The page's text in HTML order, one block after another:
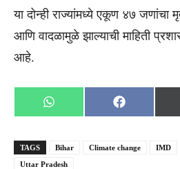
या दोन्ही राज्यांमध्ये एकूण ४७ जणांचा
आणि वादळामुळे झाल्याची माहिती
आहे.
Share
on
WhatsApp
Share
on
Facebook
TAGS Bihar Climate change IMD
Uttar Pradesh